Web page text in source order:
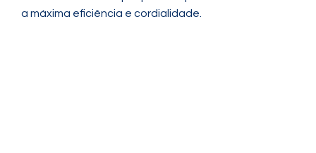
a máxima eficiência e cordialidade.